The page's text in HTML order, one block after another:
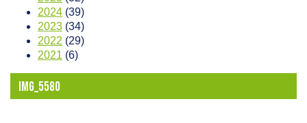
2024 (39)
2023 (34)
2022 (29)
2021 (6)
IMG_5580